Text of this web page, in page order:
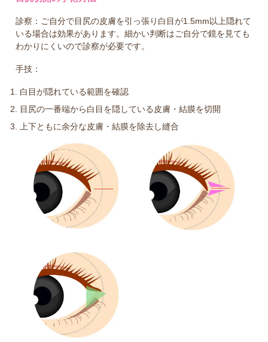
診察：ご自分で目尻の皮膚を引っ張り白目が1.5mm以上隠れて
いる場合は効果があります。細かい判断はご自分で鏡を見ても
わかりにくいので診察が必要です。
手技：
白目が隠れている範囲を確認
目尻の一番端から白目を隠している皮膚・結膜を切開
上下ともに余分な皮膚・結膜を除去し縫合